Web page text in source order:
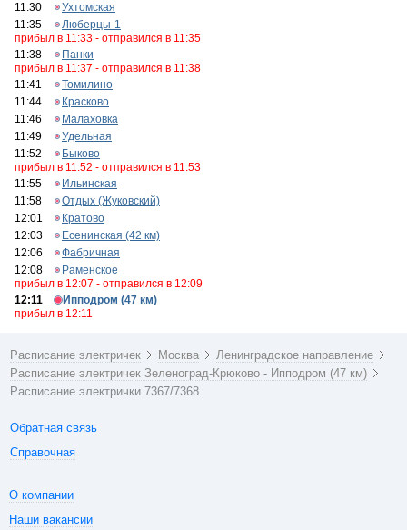
11:30
Ухтомская
11:35
Люберцы-1
прибыл в 11:33 - отправился в 11:35
11:38
Панки
прибыл в 11:37 - отправился в 11:38
11:41
Томилино
11:44
Красково
11:46
Малаховка
11:49
Удельная
11:52
Быково
прибыл в 11:52 - отправился в 11:53
11:55
Ильинская
11:58
Отдых (Жуковский)
12:01
Кратово
12:03
Есенинская (42 км)
12:06
Фабричная
12:08
Раменское
прибыл в 12:07 - отправился в 12:09
12:11
Ипподром (47 км)
прибыл в 12:11
Расписание электричек Москва
Ленинградское направление
Расписание электричек Зеленоград-Крюково - Ипподром (47 км)
Расписание электрички 7367/7368
Обратная связь
Справочная
О компании
Наши вакансии